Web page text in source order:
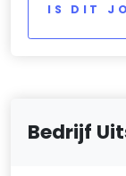
IS DIT
Bedrijf